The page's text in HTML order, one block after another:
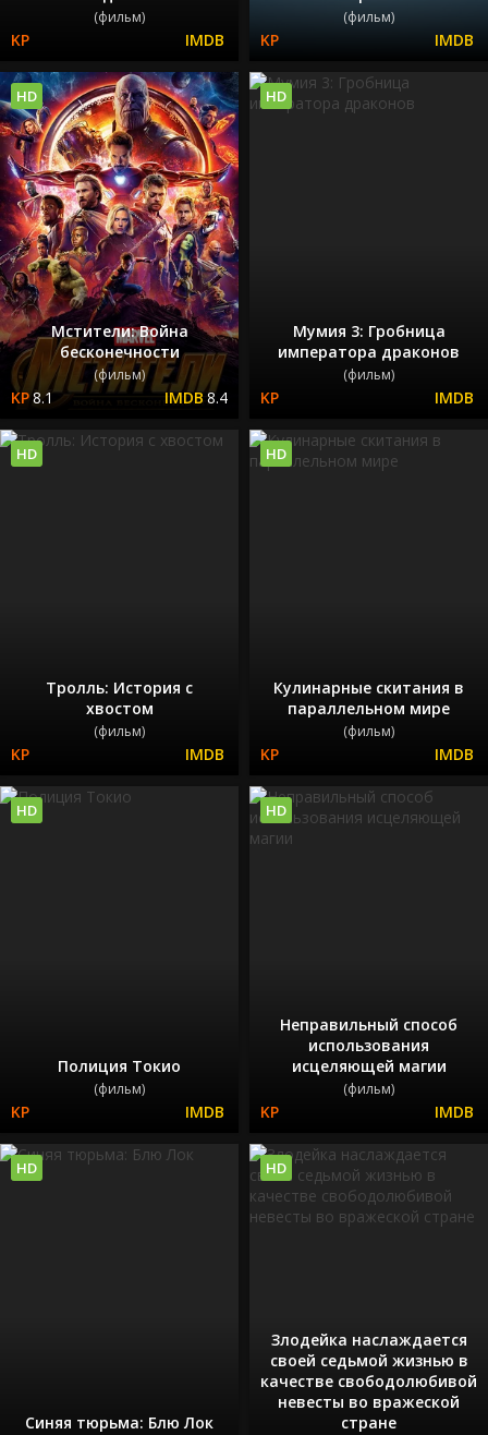
(фильм) (фильм)
Мстители: Война
бесконечности
(фильм)
8.1 8.4
HD
Мумия 3: Гробница
императора драконов
(фильм)
HD
Тролль: История с
хвостом
(фильм)
HD
Кулинарные скитания в
параллельном мире
(фильм)
HD
Полиция Токио
(фильм)
HD
Неправильный способ
использования
исцеляющей магии
(фильм)
HD
Синяя тюрьма: Блю Лок
HD
Злодейка наслаждается
своей седьмой жизнью в
качестве свободолюбивой
невесты во вражеской
стране
HD